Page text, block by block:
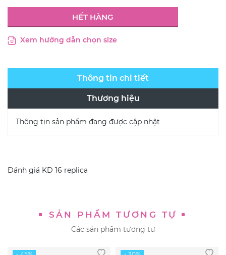
HẾT HÀNG
Xem hướng dẫn chọn size
Thông tin chi tiết
Thương hiệu
Thông tin sản phẩm đang được cập nhật
Đánh giá KD 16 replica
SẢN PHẨM TƯƠNG TỰ
Các sản phẩm tương tự